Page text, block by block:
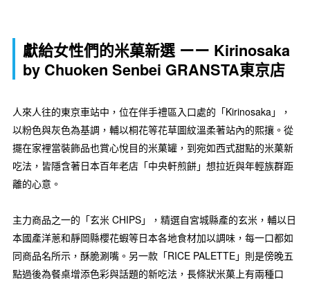
獻給女性們的米菓新選 ーー Kirinosaka
by Chuoken Senbei GRANSTA東京店
人來人往的東京車站中，位在伴手禮區入口處的「Kirinosaka」，
以粉色與灰色為基調，輔以桐花等花草圖紋溫柔著站內的熙攘。從
擺在家裡當裝飾品也賞心悅目的米菓罐，到宛如西式甜點的米菓新
吃法，皆隱含著日本百年老店「中央軒煎餅」想拉近與年輕族群距
離的心意。
主力商品之一的「玄米 CHIPS」，精選自宮城縣產的玄米，輔以日
本國產洋蔥和靜岡縣櫻花蝦等日本各地食材加以調味，每一口都如
同商品名所示，酥脆涮嘴。另一款「RICE PALETTE」則是傍晚五
點過後為餐桌增添色彩與話題的新吃法，長條狀米菓上有兩種口